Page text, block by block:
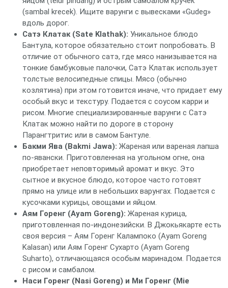
(sambal krecek). Ищите варунги с вывесками «Gudeg»
вдоль дорог.
Сатэ Клатак (Sate Klathak): Уникальное блюдо
Бантула, которое обязательно стоит попробовать. В
отличие от обычного сатэ, где мясо нанизывается на
тонкие бамбуковые палочки, Сатэ Клатак использует
толстые велосипедные спицы. Мясо (обычно
козлятина) при этом готовится иначе, что придает ему
особый вкус и текстуру. Подается с соусом карри и
рисом. Многие специализированные варунги с Сатэ
Клатак можно найти по дороге в сторону
Парангтритис или в самом Бантуле.
Бакми Ява (Bakmi Jawa): Жареная или вареная лапша
по-явански. Приготовленная на угольном огне, она
приобретает неповторимый аромат и вкус. Это
сытное и вкусное блюдо, которое часто готовят
прямо на улице или в небольших варунгах. Подается с
кусочками курицы, овощами и яйцом.
Аям Горенг (Ayam Goreng): Жареная курица,
приготовленная по-индонезийски. В Джокьякарте есть
своя версия – Аям Горенг Калампоко (Ayam Goreng
Kalasan) или Аям Горенг Сухарто (Ayam Goreng
Suharto), отличающаяся особым маринадом. Подается
с рисом и самбалом.
Наси Горенг (Nasi Goreng) и Ми Горенг (Mie